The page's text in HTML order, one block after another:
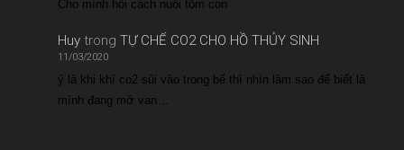
Cho mình hỏi cách nuôi tôm con
Huytrong TỰ CHẾ CO2 CHO HỒ THỦY SINH
11/03/2020
ý là khi khí co2 sủi vào trong bể thì nhìn làm sao để biết là
mình đang mở van…